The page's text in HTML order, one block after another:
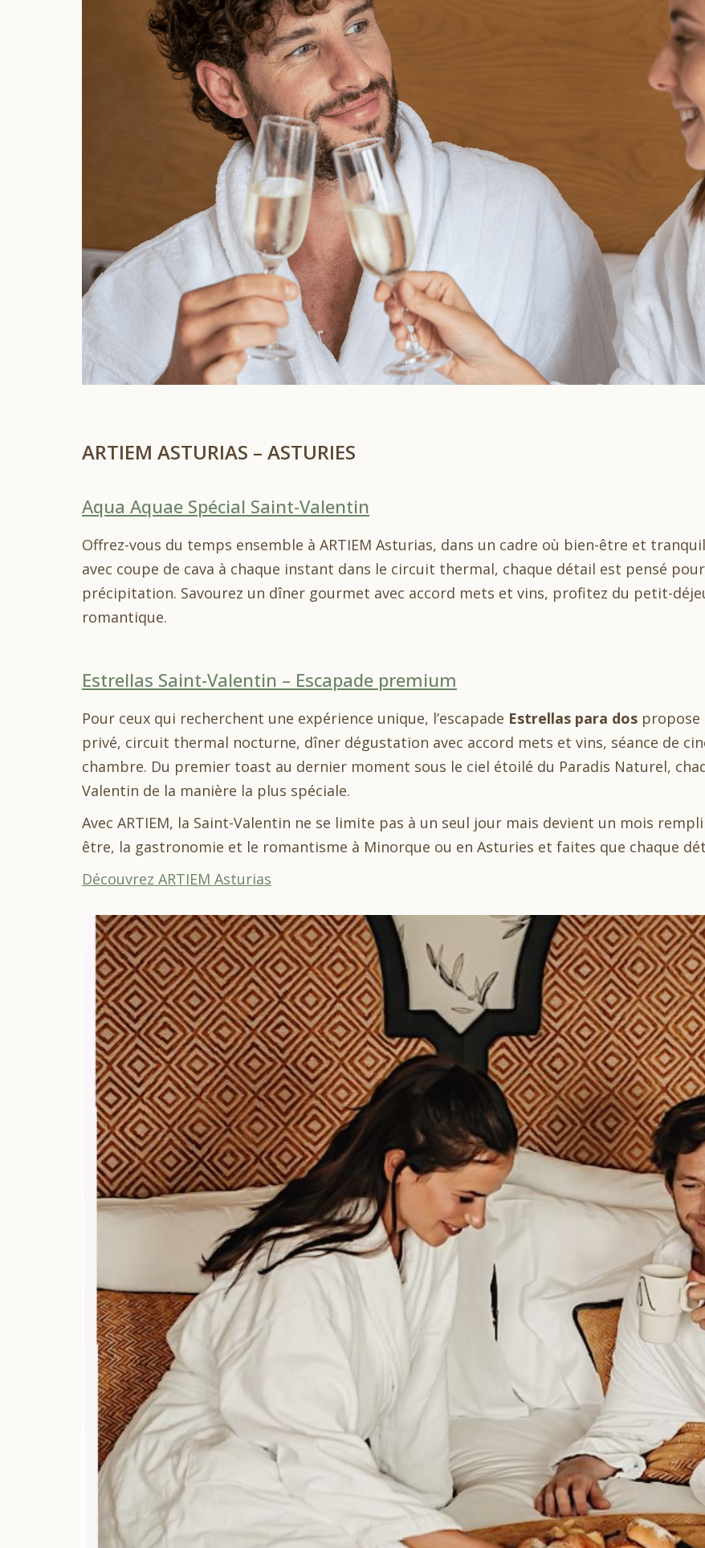
ARTIEM ASTURIAS – ASTURIES
Aqua Aquae Spécial Saint-Valentin
Offrez-vous du temps ensemble à ARTIEM Asturias, dans un cadre où bien-être et
avec coupe de cava à chaque instant dans le circuit thermal, chaque détail est pensé
précipitation. Savourez un dîner gourmet avec accord mets et vins, profitez du petit-
romantique.
Estrellas Saint-Valentin – Escapade premium
Pour ceux qui recherchent une expérience unique, l’escapade Estrellas para dos propose
privé, circuit thermal nocturne, dîner dégustation avec accord mets et vins, séance de
chambre. Du premier toast au dernier moment sous le ciel étoilé du Paradis Naturel,
Valentin de la manière la plus spéciale.
Avec ARTIEM, la Saint-Valentin ne se limite pas à un seul jour mais devient un mois
être, la gastronomie et le romantisme à Minorque ou en Asturies et faites que chaque
Découvrez ARTIEM Asturias